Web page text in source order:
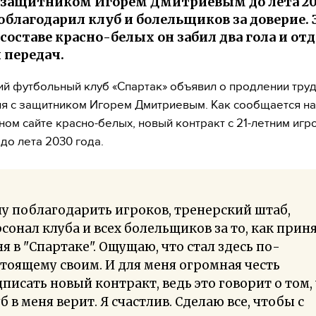
клуб и болельщиков за доверие.
красно-белых он забил два гола и
футбольный клуб «Спартак» объявил о продлении
с защитником Игорем Дмитриевым. Как сообщается на
сайте красно-белых, новый контракт с 21-летним
лета 2030 года.
поблагодарить игроков, тренерский штаб,
клуба и всех болельщиков за то, как
в "Спартаке". Ощущаю, что стал здесь по-
своим. И для меня огромная честь
новый контракт, ведь это говорит о том,
в меня верит. Я счастлив. Сделаю все, чтобы с